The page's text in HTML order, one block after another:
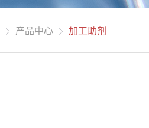
产品中心 加工助剂